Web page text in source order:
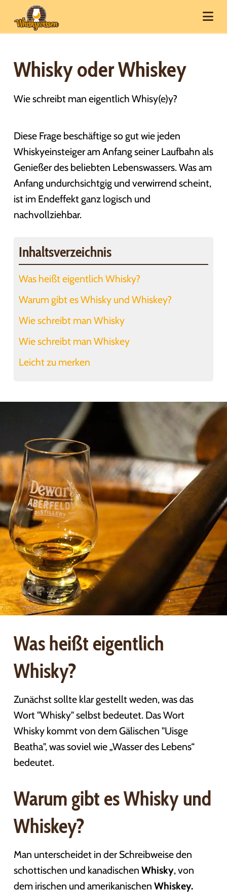
Whisky oder Whiskey
Wie schreibt man eigentlich Whisy(e)y?
Diese Frage beschäftige so gut wie jeden
Whiskyeinsteiger am Anfang seiner Laufbahn als
Genießer des beliebten Lebenswassers. Was am
Anfang undurchsichtgig und verwirrend scheint,
ist im Endeffekt ganz logisch und
nachvollziehbar.
Inhaltsverzeichnis
Was heißt eigentlich Whisky?
Warum gibt es Whisky und Whiskey?
Wie schreibt man Whisky
Wie schreibt man Whiskey
Leicht zu merken
Was heißt eigentlich
Whisky?
Zunächst sollte klar gestellt weden, was das
Wort "Whisky" selbst bedeutet. Das Wort
Whisky kommt von dem Gälischen "Uisge
Beatha", was soviel wie „Wasser des Lebens“
bedeutet.
Warum gibt es Whisky und
Whiskey?
Man unterscheidet in der Schreibweise den
schottischen und kanadischen Whisky, von
dem irischen und amerikanischen Whiskey.